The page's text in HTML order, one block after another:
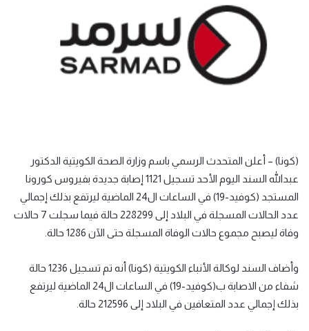
(كونا) – أعلن المتحدث الرسمي باسم وزارة الصحة الكويتية الدكتور
عبدالله السند اليوم الأحد تسجيل 1121 إصابة جديدة بفيروس كورونا
المستجد (كوفيد-19) في الساعات ال24 الماضية ليرتفع بذلك إجمالي
عدد الحالات المسجلة في البلاد إلى 228299 حالة فيما سجلت 7 حالات
وفاة ليصبح مجموع حالات الوفاة المسجلة حتى الآن 1286 حالة.
وأضاف السند لوكالة الأنباء الكويتية (كونا) أنه تم تسجيل 1236 حالة
شفاء من الاصابة ب(كوفيد-19) في الساعات ال24 الماضية ليرتفع
بذلك إجمالي عدد المتعافين في البلاد إلى 212596 حالة.